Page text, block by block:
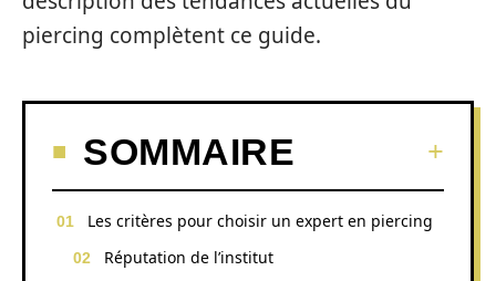
piercing complètent ce guide.
SOMMAIRE
Les critères pour choisir un expert en piercing
Réputation de l’institut